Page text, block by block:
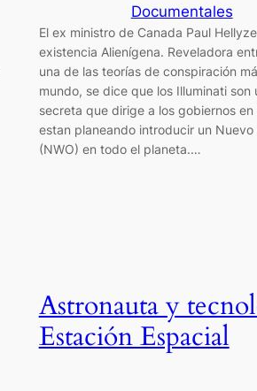
Documentales
El ex ministro de Canada Paul
existencia Alienígena. Reveladora
una de las teorías de conspiración
mundo, se dice que los Illuminati son
secreta que dirige a los gobiernos en
estan planeando introducir un Nuevo
(NWO) en todo el planeta.…
Astronauta y
Estación Espacial